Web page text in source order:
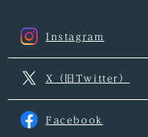
Instagram
X（旧Twitter）
Facebook